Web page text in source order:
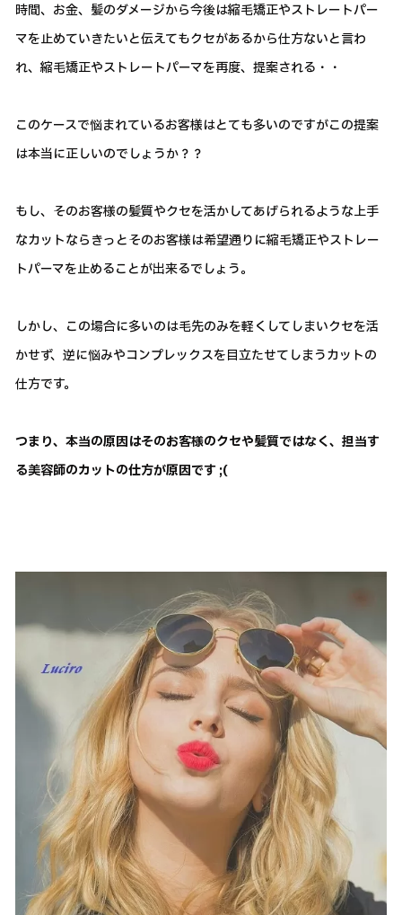
時間、お金、髪のダメージから今後は縮毛矯正やストレートパー
マを止めていきたいと伝えてもクセがあるから仕方ないと言わ
れ、縮毛矯正やストレートパーマを再度、提案される・・
このケースで悩まれているお客様はとても多いのですがこの提案
は本当に正しいのでしょうか？？
もし、そのお客様の髪質やクセを活かしてあげられるような上手
なカットならきっとそのお客様は希望通りに縮毛矯正やストレー
トパーマを止めることが出来るでしょう。
しかし、この場合に多いのは毛先のみを軽くしてしまいクセを活
かせず、逆に悩みやコンプレックスを目立たせてしまうカットの
仕方です。
つまり、本当の原因はそのお客様のクセや髪質ではなく、担当す
る美容師のカットの仕方が原因です ;(